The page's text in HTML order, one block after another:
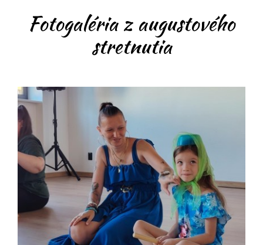
Fotogaléria z augustového
stretnutia